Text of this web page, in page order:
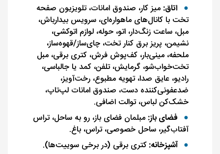
اتاق: میز کار، صندوق امانات، تلویزیون صفحه
تخت با کانال‌های ماهواره‌ای، سرویس بیدارباش،
مبل، ساعت زنگ‌دار، اتو، حوله، لوازم اتوکشی،
نشیمن، پریز برق کنار تخت، چای‌ساز/قهوه‌ساز،
ملحفه، مینی‌بار، کف‌پوش فرش، کتری برقی، مبل
تخت‌خواب‌شو، گرمایش، تلفن، کمد یا جالباسی،
رادیو، عایق صدا، تهویه مطبوع، رخت‌آویز،
ضدعفونی‌کننده دست، صندوق امانات لپ‌تاپ،
خشک‌کن لباس، توالت اضافی.
فضای باز: مبلمان فضای باز، رو به ساحل، تراس
آفتاب‌گیر، ساحل خصوصی، تراس، باغ.
آشپزخانه:کتری برقی (در برخی سوییت‌ها).